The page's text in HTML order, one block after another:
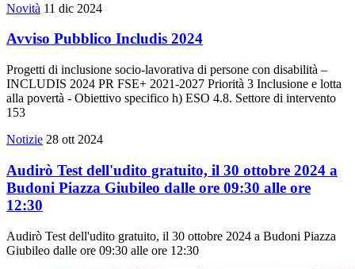
Novità 11 dic 2024
Avviso Pubblico Includis 2024
Progetti di inclusione socio-lavorativa di persone con disabilità –
INCLUDIS 2024 PR FSE+ 2021-2027 Priorità 3 Inclusione e lotta
alla povertà - Obiettivo specifico h) ESO 4.8. Settore di intervento
153
Notizie 28 ott 2024
Audirò Test dell'udito gratuito, il 30 ottobre 2024 a
Budoni Piazza Giubileo dalle ore 09:30 alle ore
12:30
Audirò Test dell'udito gratuito, il 30 ottobre 2024 a Budoni Piazza
Giubileo dalle ore 09:30 alle ore 12:30